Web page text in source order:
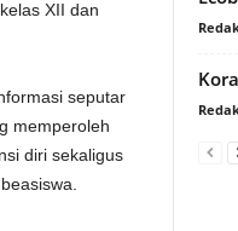
XII dan
seputar
memperoleh
diri sekaligus